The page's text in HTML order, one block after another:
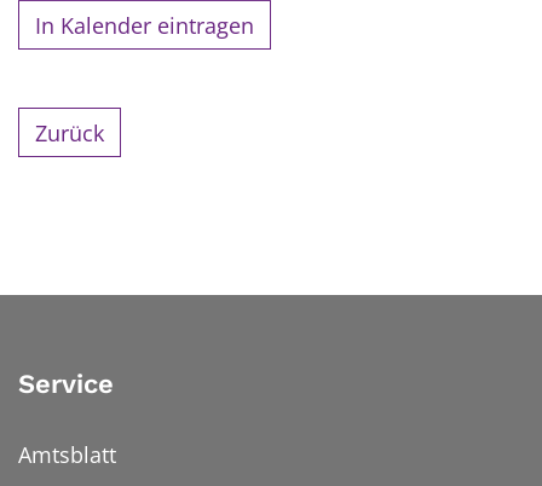
In Kalender eintragen
Zurück
Service
Amtsblatt